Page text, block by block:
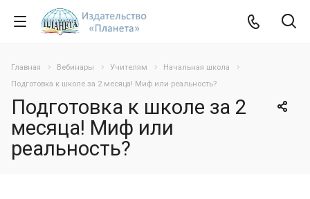
Главная Вебинары Учителям
Начальная школа
Подготовка к школе за 2 месяца! Миф или реальность?
Подготовка к школе за 2
месяца! Миф или
реальность?